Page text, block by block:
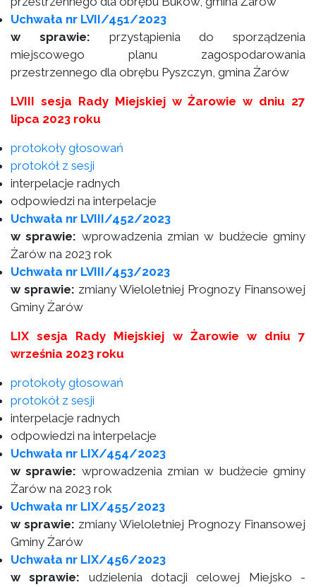
Uchwała nr LVII/451/2023
w sprawie: przystąpienia do sporządzenia
miejscowego planu zagospodarowania
przestrzennego dla obrębu Pyszczyn, gmina Żarów
LVIII sesja Rady Miejskiej w Żarowie w dniu 27
lipca 2023 roku
protokoły głosowań
protokół z sesji
interpelacje radnych
odpowiedzi na interpelacje
Uchwała nr LVIII/452/2023
w sprawie: wprowadzenia zmian w budżecie gminy
Żarów na 2023 rok
Uchwała nr LVIII/453/2023
w sprawie: zmiany Wieloletniej Prognozy Finansowej
Gminy Żarów
LIX sesja Rady Miejskiej w Żarowie w dniu 7
września 2023 roku
protokoły głosowań
protokół z sesji
interpelacje radnych
odpowiedzi na interpelacje
Uchwała nr LIX/454/2023
w sprawie: wprowadzenia zmian w budżecie gminy
Żarów na 2023 rok
Uchwała nr LIX/455/2023
w sprawie: zmiany Wieloletniej Prognozy Finansowej
Gminy Żarów
Uchwała nr LIX/456/2023
w sprawie: udzielenia dotacji celowej Miejsko -